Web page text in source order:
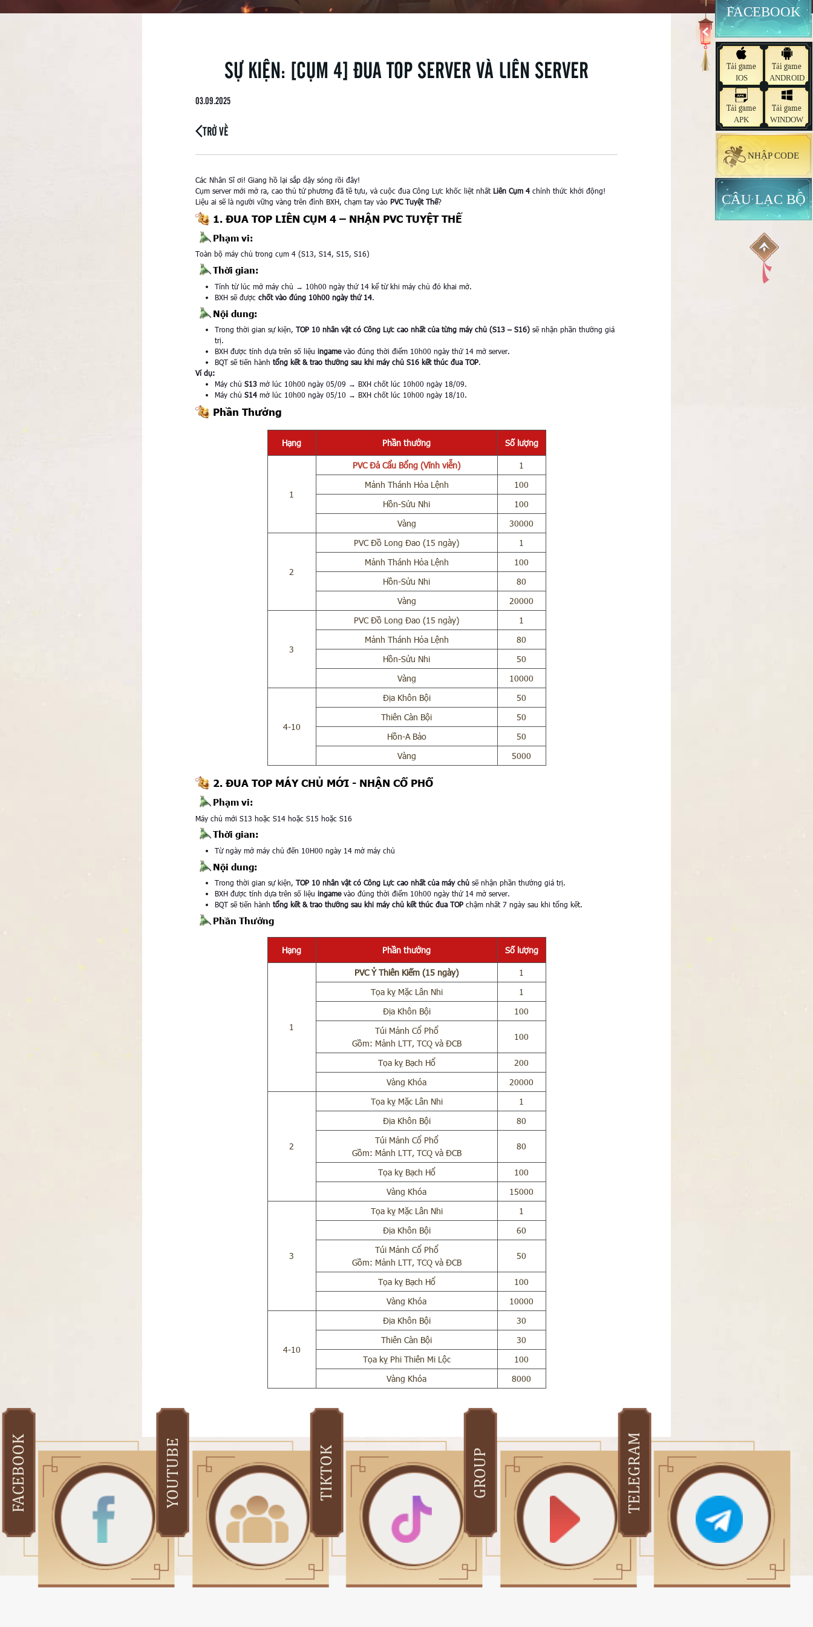
SỰ KIỆN: [CỤM 4] ĐUA TOP SERVER VÀ LIÊN SERVER
03.09.2025
TRỞ VỀ
Các Nhân Sĩ ơi! Giang hồ lại sắp dậy sóng rồi đây!
Cụm server mới mở ra, cao thủ tứ phương đã tề tựu, và cuộc đua Công Lực khốc liệt nhất Liên Cụm 4chính thức khởi động!
Liệu ai sẽ là người vững vàng trên đỉnh BXH, chạm tay vào PVC Tuyệt Thế?
1. ĐUA TOP LIÊN CỤM 4 – NHẬN PVC TUYỆT THẾ
Phạm vi:
Toàn bộ máy chủ trong cụm 4 (S13, S14, S15, S16)
Thời gian:
Tính từ lúc mở máy chủ → 10h00 ngày thứ 14 kể từ khi máy chủ đó khai mở.
BXH sẽ được chốt vào đúng 10h00 ngày thứ 14.
Nội dung:
Trong thời gian sự kiện, TOP 10 nhân vật có Công Lực cao nhất của từng máy chủ (S13 – S16)sẽ nhận phần thưởng giá
trị.
BXH được tính dựa trên số liệu ingamevào đúng thời điểm 10h00 ngày thứ 14 mở server.
BQT sẽ tiến hành tổng kết & trao thưởng sau khi máy chủ S16 kết thúc đua TOP.
Ví dụ:
Máy chủ S13mở lúc 10h00 ngày 05/09 → BXH chốt lúc 10h00 ngày 18/09.
Máy chủ S14mở lúc 10h00 ngày 05/10 → BXH chốt lúc 10h00 ngày 18/10.
Phần Thưởng
Hạng Phần thưởng Số lượng
1
PVC Đả Cẩu Bổng (Vĩnh viễn)
1
Mảnh Thánh Hỏa Lệnh
100
Hồn-Sửu Nhi
100
Vàng
30000
2
PVC Đồ Long Đao (15 ngày)
1
Mảnh Thánh Hỏa Lệnh
100
Hồn-Sửu Nhi
80
Vàng
20000
3
PVC Đồ Long Đao (15 ngày)
1
Mảnh Thánh Hỏa Lệnh
80
Hồn-Sửu Nhi
50
Vàng
10000
4-10
Địa Khôn Bội
50
Thiên Càn Bội
50
Hồn-A Bảo
50
Vàng
5000
2. ĐUA TOP MÁY CHỦ MỚI - NHẬN CỔ PHỔ
Phạm vi:
Máy chủ mới S13 hoặc S14 hoặc S15 hoặc S16
Thời gian:
Từ ngày mở máy chủ đến 10H00 ngày 14 mở máy chủ
Nội dung:
Trong thời gian sự kiện, TOP 10 nhân vật có Công Lực cao nhất của máy chủsẽ nhận phần thưởng giá trị.
BXH được tính dựa trên số liệu ingamevào đúng thời điểm 10h00 ngày thứ 14 mở server.
BQT sẽ tiến hành tổng kết & trao thưởng sau khi máy chủ kết thúc đua TOPchậm nhất 7 ngày sau khi tổng kết.
Phần Thưởng
Hạng Phần thưởng Số lượng
1
PVC Ỷ Thiên Kiếm (15 ngày)
1
Tọa kỵ Mặc Lân Nhi
1
Địa Khôn Bội
100
Túi Mảnh Cổ Phổ
Gồm: Mảnh LTT, TCQ và ĐCB
100
Tọa kỵ Bạch Hổ
200
Vàng Khóa
20000
2
Tọa kỵ Mặc Lân Nhi
1
Địa Khôn Bội
80
Túi Mảnh Cổ Phổ
Gồm: Mảnh LTT, TCQ và ĐCB
80
Tọa kỵ Bạch Hổ
100
Vàng Khóa
15000
3
Tọa kỵ Mặc Lân Nhi
1
Địa Khôn Bội
60
Túi Mảnh Cổ Phổ
Gồm: Mảnh LTT, TCQ và ĐCB
50
Tọa kỵ Bạch Hổ
100
Vàng Khóa
10000
4-10
Địa Khôn Bội
30
Thiên Càn Bội
30
Tọa kỵ Phi Thiên Mi Lộc
100
Vàng Khóa
8000
FACEBOOK YOUTUBE TIKTOK GROUP TELEGRAM
FACEBOOK
Tải game
IOS
Tải game
ANDROID
Tải game
APK
Tải game
WINDOW
NHẬP CODE
CÂU LẠC BỘ